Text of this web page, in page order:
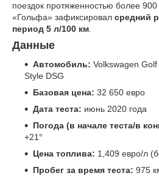
поездок протяженностью более
«Гольфа» зафиксировал средний
период 5 л/100 км.
Данные
Автомобиль: Volkswagen
Style DSG
Базовая цена: 32 650 евро
Дата теста: июнь 2020 года
Погода (в начале теста/в
+21°
Цена топлива: 1,409 евро/л
Пробег за время теста: 975